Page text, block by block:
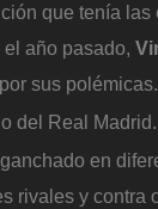
que tenía las
año pasado,
sus polémicas.
del Real Madrid.
en
rivales y contra